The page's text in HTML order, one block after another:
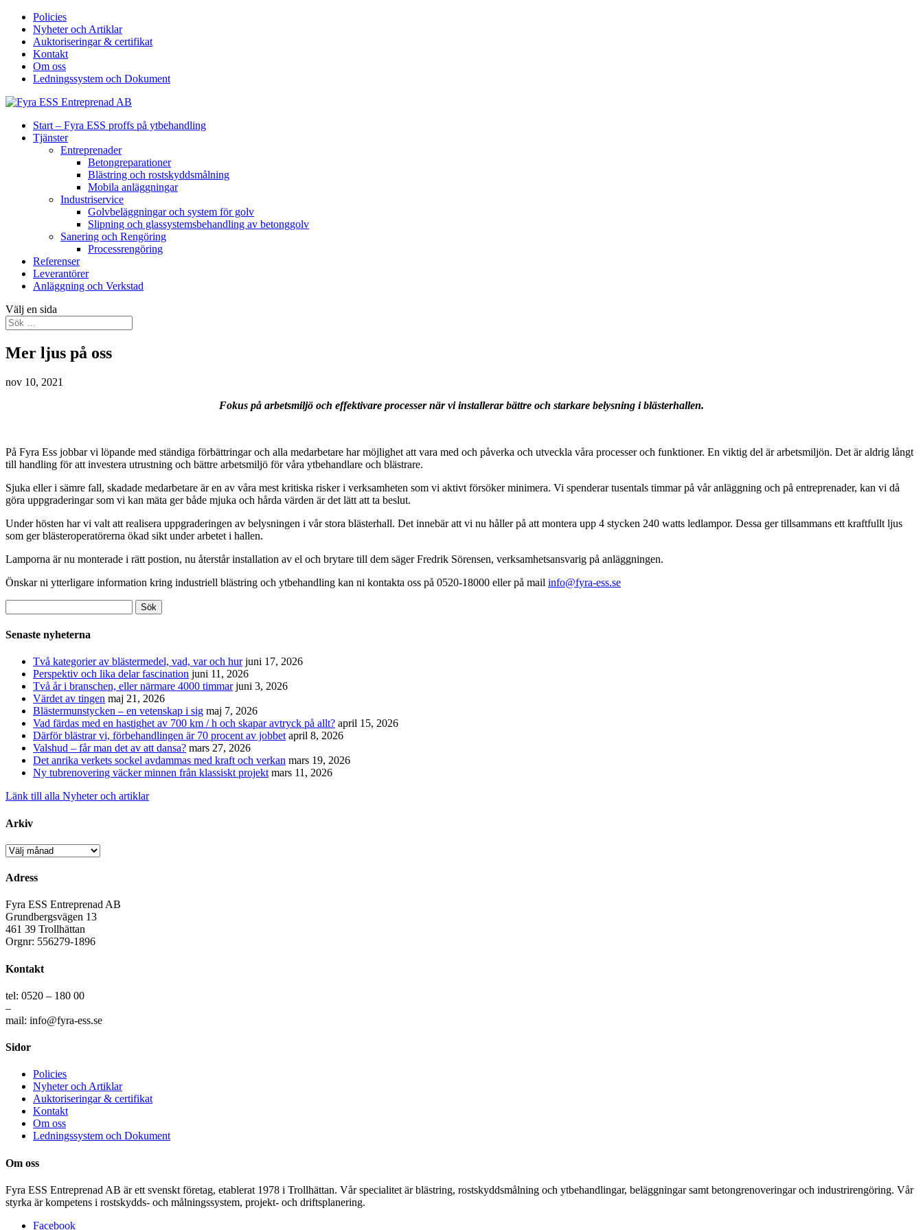
Policies
Nyheter och Artiklar
Auktoriseringar & certifikat
Kontakt
Om oss
Ledningssystem och Dokument
Start – Fyra ESS proffs på ytbehandling
Tjänster
Entreprenader
Betongreparationer
Blästring och rostskyddsmålning
Mobila anläggningar
Industriservice
Golvbeläggningar och system för golv
Slipning och glassystemsbehandling av betonggolv
Sanering och Rengöring
Processrengöring
Referenser
Leverantörer
Anläggning och Verkstad
Välj en sida
Mer ljus på oss
nov 10, 2021
Fokus på arbetsmiljö och effektivare processer när vi installerar bättre och starkare belysning i blästerhallen.
På Fyra Ess jobbar vi löpande med ständiga förbättringar och alla medarbetare har möjlighet att vara med och påverka och utveckla våra processer och funktioner. En viktig del är arbetsmiljön. Det är aldrig långt
till handling för att investera utrustning och bättre arbetsmiljö för våra ytbehandlare och blästrare.
Sjuka eller i sämre fall, skadade medarbetare är en av våra mest kritiska risker i verksamheten som vi aktivt försöker minimera. Vi spenderar tusentals timmar på vår anläggning och på entreprenader, kan vi då
göra uppgraderingar som vi kan mäta ger både mjuka och hårda värden är det lätt att ta beslut.
Under hösten har vi valt att realisera uppgraderingen av belysningen i vår stora blästerhall. Det innebär att vi nu håller på att montera upp 4 stycken 240 watts ledlampor. Dessa ger tillsammans ett kraftfullt ljus
som ger blästeroperatörerna ökad sikt under arbetet i hallen.
Lamporna är nu monterade i rätt postion, nu återstår installation av el och brytare till dem säger Fredrik Sörensen, verksamhetsansvarig på anläggningen.
Önskar ni ytterligare information kring industriell blästring och ytbehandling kan ni kontakta oss på 0520-18000 eller på mail info@fyra-ess.se
efter:
Senaste nyheterna
Två kategorier av blästermedel, vad, var och hur juni 17, 2026
Perspektiv och lika delar fascination juni 11, 2026
Två år i branschen, eller närmare 4000 timmar juni 3, 2026
Värdet av tingen maj 21, 2026
Blästermunstycken – en vetenskap i sig maj 7, 2026
Vad färdas med en hastighet av 700 km / h och skapar avtryck på allt? april 15, 2026
Därför blästrar vi, förbehandlingen är 70 procent av jobbet april 8, 2026
Valshud – får man det av att dansa? mars 27, 2026
Det anrika verkets sockel avdammas med kraft och verkan mars 19, 2026
Ny tubrenovering väcker minnen från klassiskt projekt mars 11, 2026
Länk till alla Nyheter och artiklar
Arkiv
Arkiv
Adress
Fyra ESS Entreprenad AB
Grundbergsvägen 13
461 39 Trollhättan
Orgnr: 556279-1896
Kontakt
tel: 0520 – 180 00
–
mail: info@fyra-ess.se
Sidor
Policies
Nyheter och Artiklar
Auktoriseringar & certifikat
Kontakt
Om oss
Ledningssystem och Dokument
Om oss
Fyra ESS Entreprenad AB är ett svenskt företag, etablerat 1978 i Trollhättan. Vår specialitet är blästring, rostskyddsmålning och ytbehandlingar, beläggningar samt betongrenoveringar och industrirengöring. Vår
styrka är kompetens i rostskydds- och målningssystem, projekt- och driftsplanering.
Facebook